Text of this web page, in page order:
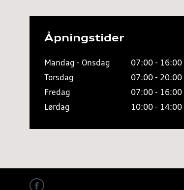
Åpningstider
Mandag - Onsdag
07:00 - 16:00
Torsdag
07:00 - 20:00
Fredag
07:00 - 16:00
Lørdag
10:00 - 14:00